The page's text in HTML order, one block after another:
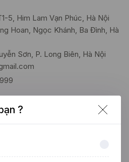
5, Him Lam Vạn Phúc, Hà Nội
Hoan, Ngọc Khánh, Ba Đình, Hà
Sơn, P. Long Biên, Hà Nội
?